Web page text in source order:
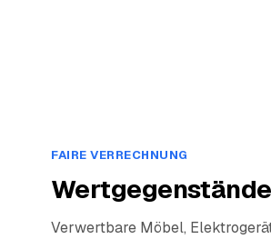
FAIRE VERRECHNUNG
Verwertbare Möbel,